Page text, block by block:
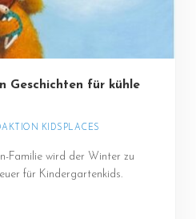
Geschichten für kühle
KIDSPLACES
Familie wird der Winter zu
für Kindergartenkids.